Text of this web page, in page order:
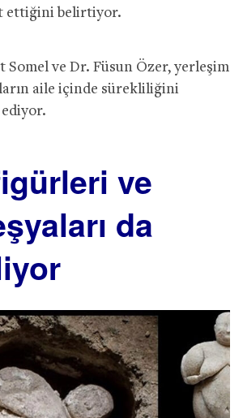
ettiğini belirtiyor.
Somel ve Dr. Füsun Özer, yerleşim
aile içinde sürekliliğini
ediyor.
ve
da